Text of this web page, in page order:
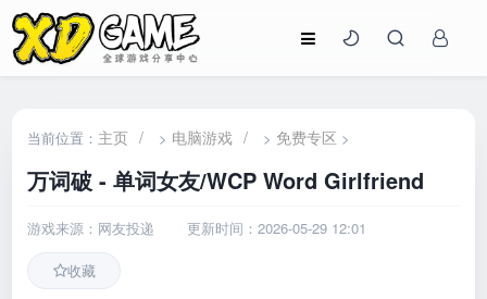
当前位置： 主页 / > 电脑游戏 / > 免费专区 >
万词破 - 单词女友/WCP Word Girlfriend
游戏来源：网友投递 更新时间：2026-05-29 12:01
收藏